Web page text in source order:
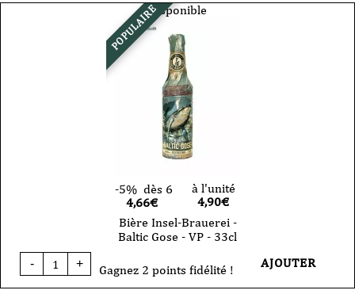
Brauerei
POPULAIREDisponible
-5% dès 6
4,66€
à l'unité
4,90€
Bière Insel-Brauerei -
Baltic Gose - VP - 33cl
-
quantité
de
+ Gagnez 2 points fidélité ! AJOUTER